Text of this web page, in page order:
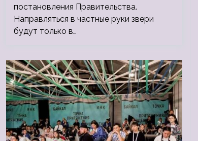
постановления Правительства.
Направляться в частные руки звери
будут только в…